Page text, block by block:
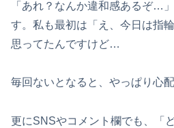
「あれ？なんか違和感あるぞ…
す。私も最初は「え、今日は指
思ってたんですけど…
毎回ないとなると、やっぱり心
更にSNSやコメント欄でも、「